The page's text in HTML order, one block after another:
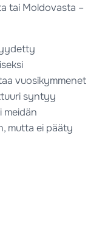
tai Moldovasta –
vuosikymmenet
syntyy
meidän
mutta ei pääty